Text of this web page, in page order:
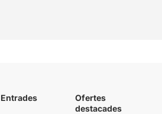
Entrades
Ofertes
destacades